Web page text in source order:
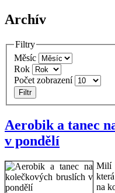
Archív
Filtry
Měsíc
Rok
Počet zobrazení
Filtr
Aerobik a tanec
v pondělí
Milí
na